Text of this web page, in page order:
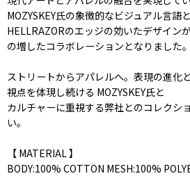
MOZYSKEY氏の象徴的なビジュアル言語と
HELLRAZORのエッジの効いたデザイン
の増したコラボレーションとなりました。
ストリートからアパレルへ。表現の進化
視点を体現し続ける MOZYSKEY氏と
カルチャーに重視する弊社とのコレクシ
い。
【 MATERIAL 】
BODY:100% COTTON MESH:100%